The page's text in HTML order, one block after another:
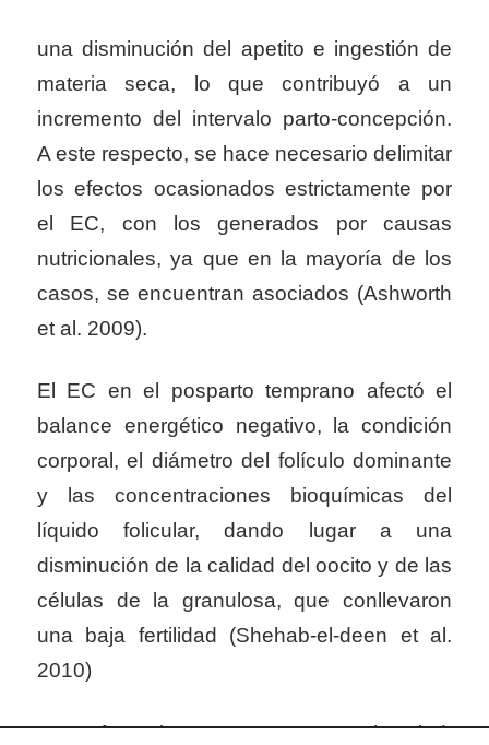
una disminución del apetito e ingestión de
materia seca, lo que contribuyó a un
incremento del intervalo parto-concepción.
A este respecto, se hace necesario delimitar
los efectos ocasionados estrictamente por
el EC, con los generados por causas
nutricionales, ya que en la mayoría de los
casos, se encuentran asociados (Ashworth
et al. 2009).
El EC en el posparto temprano afectó el
balance energético negativo, la condición
corporal, el diámetro del folículo dominante
y las concentraciones bioquímicas del
líquido folicular, dando lugar a una
disminución de la calidad del oocito y de las
células de la granulosa, que conllevaron
una baja fertilidad (Shehab-el-deen et al.
2010)
Con referencia a otras aspectos en la salud,